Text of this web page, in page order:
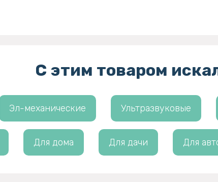
С этим товаром
Эл-механические Ультразвуковые
Для дома Для дачи Для